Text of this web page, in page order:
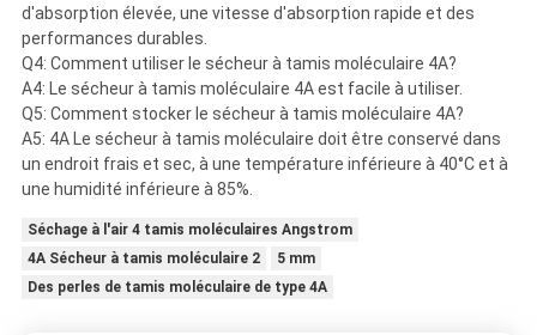
d'absorption élevée, une vitesse d'absorption rapide et des
performances durables.
Q4: Comment utiliser le sécheur à tamis moléculaire 4A?
A4: Le sécheur à tamis moléculaire 4A est facile à utiliser.
Q5: Comment stocker le sécheur à tamis moléculaire 4A?
A5: 4A Le sécheur à tamis moléculaire doit être conservé dans
un endroit frais et sec, à une température inférieure à 40°C et à
une humidité inférieure à 85%.
Séchage à l'air 4 tamis moléculaires Angstrom
4A Sécheur à tamis moléculaire 2
5 mm
Des perles de tamis moléculaire de type 4A